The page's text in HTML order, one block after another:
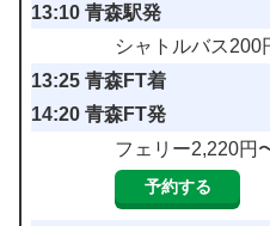
13:10 青森駅発
シャトルバス200
13:25 青森FT着
14:20 青森FT発
フェリー2,220円
予約する